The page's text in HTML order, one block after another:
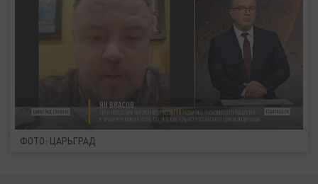
ФОТО: ЦАРЬГРАД